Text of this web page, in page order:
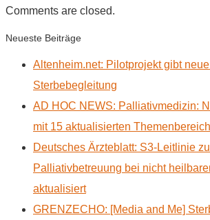
Comments are closed.
Neueste Beiträge
Altenheim.net: Pilotprojekt gibt
Sterbebegleitung
AD HOC NEWS: Palliativmedizin:
mit 15 aktualisierten
Deutsches Ärzteblatt: S3-Leitlinie
Palliativbetreuung bei nicht
aktualisiert
GRENZECHO: [Media and Me]